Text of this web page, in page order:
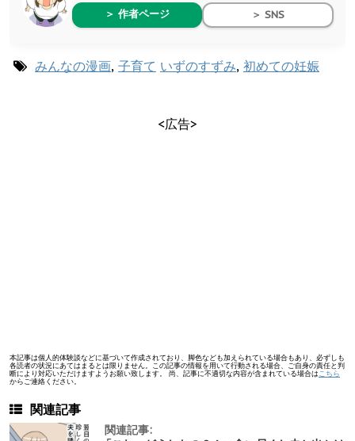
＞ 作者ページ ＞ SNS
みんなの漫画, 子育て いずのすずみ, 初めての妊娠
<広告>
本記事は個人的体験談などに基づいて作成されており、脚色なども加えられている場合もあり、必ずしも
各読者の状況にあてはまるとは限りません。この記事の情報を用いて行動される場合、ご自身の責任と判
断により対応いただけますようお願い致します。 尚、記事に不適切な内容が含まれている場合は こちら
からご連絡ください。
関連記事
関連記事: